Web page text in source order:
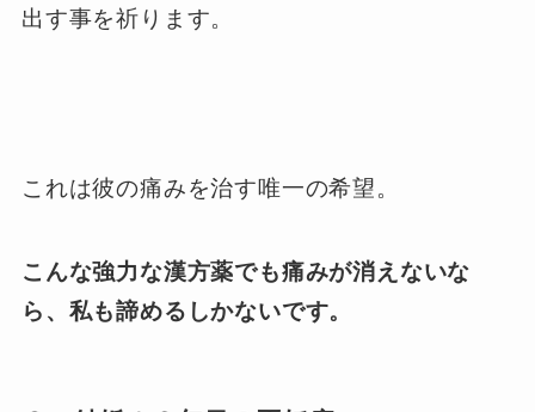
出す事を祈ります。
これは彼の痛みを治す唯一の希望。
こんな強力な漢方薬でも痛みが消えないな
ら、私も諦めるしかないです。